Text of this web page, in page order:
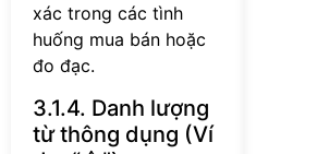
xác trong các tình
huống mua bán hoặc
đo đạc.
3.1.4. Danh lượng
từ thông dụng (Ví